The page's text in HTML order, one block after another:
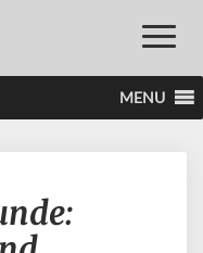
Toggle
MENU